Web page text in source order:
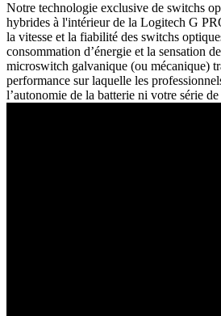
Notre technologie exclusive de switchs
hybrides à l'intérieur de la Logitech G
la vitesse et la fiabilité des switchs
consommation d’énergie et la sensation
microswitch galvanique (ou mécanique)
performance sur laquelle les
l’autonomie de la batterie ni votre série